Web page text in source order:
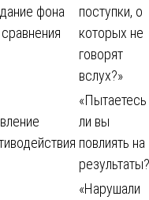
фона
поступки, о
которых не
говорят
вслух?»
«Пытаетесь
ли вы
повлиять на
«Нарушали